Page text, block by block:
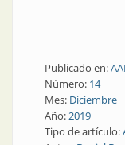
Publicado en:
Número: 14
Mes: Diciembre
Año:2019
Tipo de artículo: